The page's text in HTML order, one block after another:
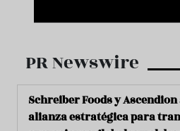
PR Newswire
Schreiber Foods y
alianza estratégica para